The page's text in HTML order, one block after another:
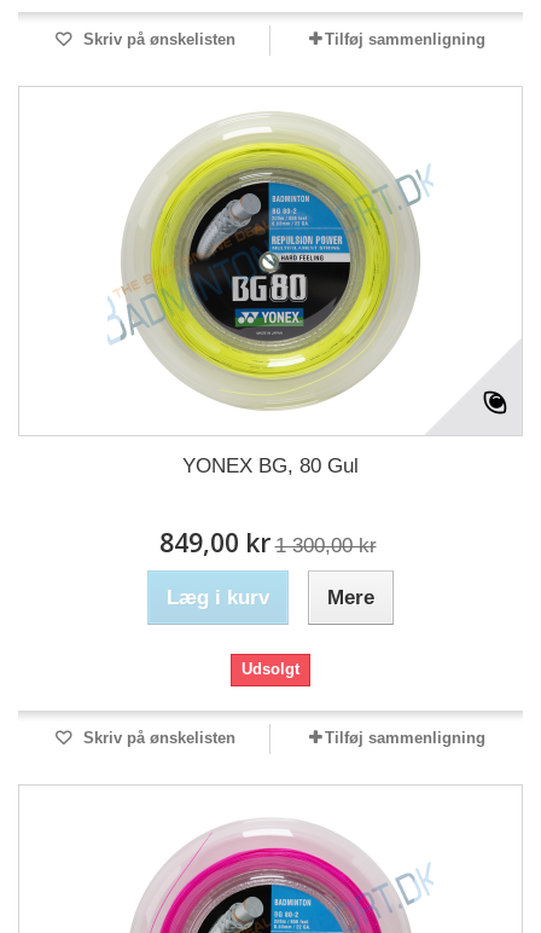
Skriv på ønskelisten Tilføj sammenligning
YONEX BG, 80 Gul
849,00 kr 1 300,00 kr
Læg i kurv Mere
Udsolgt
Skriv på ønskelisten Tilføj sammenligning